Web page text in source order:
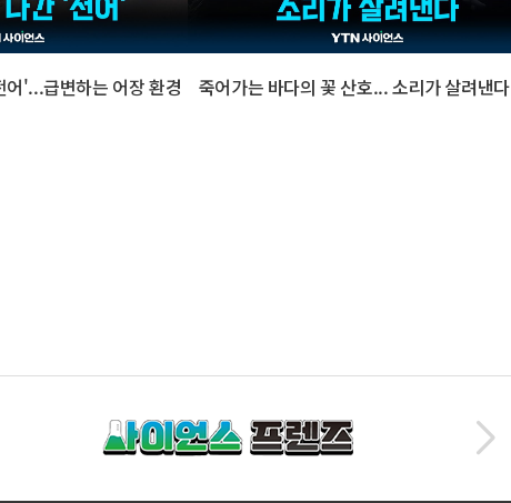
'...급변하는 어장 환경 죽어가는 바다의 꽃 산호... 소리가 살려낸